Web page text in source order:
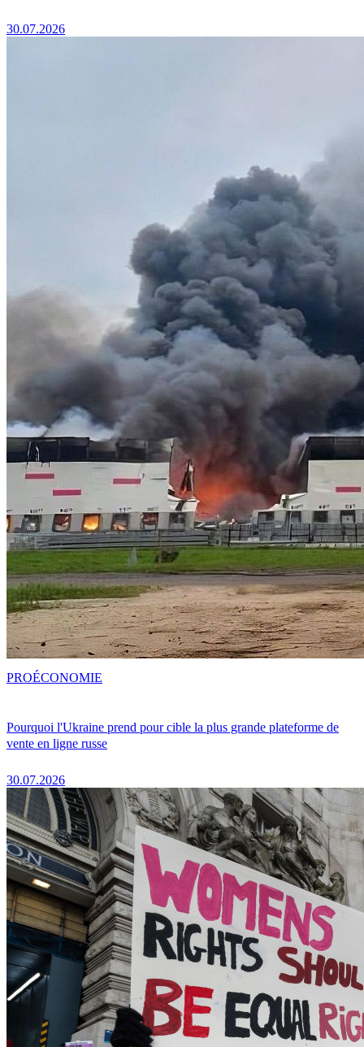
30.07.2026
Pourquoi l'Ukraine prend pour cible la plus grande plateforme de
vente en ligne russe
30.07.2026
PROÉCONOMIE